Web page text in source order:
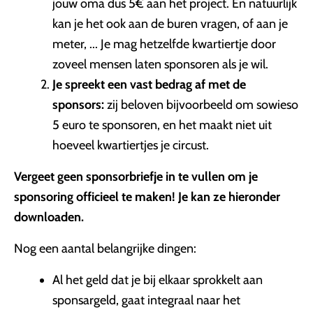
jouw oma dus 5€ aan het project. En natuurlijk
kan je het ook aan de buren vragen, of aan je
meter, ... Je mag hetzelfde kwartiertje door
zoveel mensen laten sponsoren als je wil.
Je spreekt een vast bedrag af met de
sponsors:zij beloven bijvoorbeeld om sowieso
5 euro te sponsoren, en het maakt niet uit
hoeveel kwartiertjes je circust.
Vergeet geen sponsorbriefje in te vullen om je
sponsoring officieel te maken! Je kan ze hieronder
downloaden.
Nog een aantal belangrijke dingen:
Al het geld dat je bij elkaar sprokkelt aan
sponsargeld, gaat integraal naar het